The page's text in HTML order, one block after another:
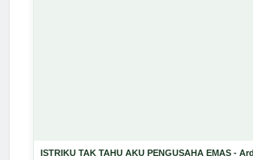
ISTRIKU TAK TAHU AKU PENGUSAHA EMAS -